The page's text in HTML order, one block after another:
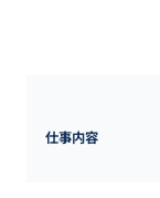
仕事内容